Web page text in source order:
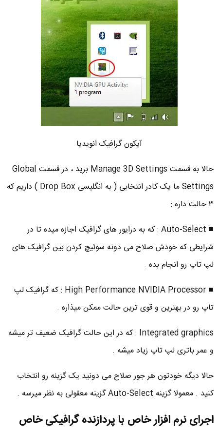
آیکون گرافیک انویدیا
حالا به قسمت Manage 3D Settings برید ، در قسمت Global
Settings ما یک کادر انتخابی ( به انگلیسی Drop Box ) داریم که
۳ حالت داره :
■ Auto-Select : که به درایور های گرافیک اجازه میده تا در
شرایطی که خودش صلاح می دونه سوئیچ کردن بین گرافیک های
لپ تاپ رو انجام بده .
■ High Performance NVIDIA Processor : که گرافیک لپ
تاپ رو در بهترین و قوی ترین حالت ممکن میذاره .
Integrated graphics : که در این حالت گرافیک ضعیف تر میشه
و عمر باتری لپ تاپ زیاد میشه .
حالا دیگه خودتون هر جور صلاح می دونید یک گزینه رو انتخاب
کنید . معمولا گزینه Auto-Select گزینه معقولی به نظر میرسه .
اجرای نرم افزار خاص با پردازنده گرافیکی خاص